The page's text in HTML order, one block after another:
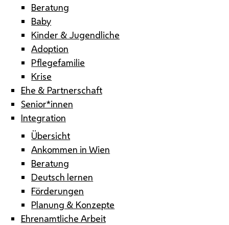
Beratung
Baby
Kinder & Jugendliche
Adoption
Pflegefamilie
Krise
Ehe & Partnerschaft
Senior*innen
Integration
Übersicht
Ankommen in Wien
Beratung
Deutsch lernen
Förderungen
Planung & Konzepte
Ehrenamtliche Arbeit